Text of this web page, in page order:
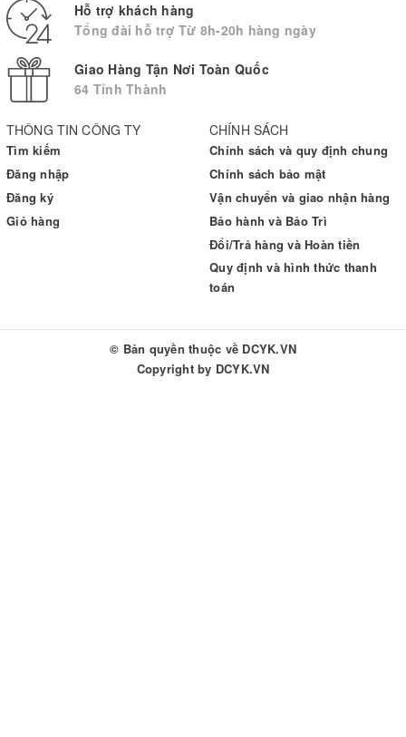
THÔNG TIN CÔNG TY
Tìm kiếm
Đăng nhập
Đăng ký
Giỏ hàng
CHÍNH SÁCH
Chính sách và quy định chung
Chính sách bảo mật
Vận chuyển và giao nhận hàng
Bảo hành và Bảo Trì
Đổi/Trả hàng và Hoàn tiền
Quy định và hình thức thanh
toán
Hỗ trợ khách hàng
Tổng đài hỗ trợ Từ 8h-20h hàng ngày
Giao Hàng Tận Nơi Toàn Quốc
64 Tỉnh Thành
© Bản quyền thuộc về DCYK.VN
Copyright by DCYK.VN